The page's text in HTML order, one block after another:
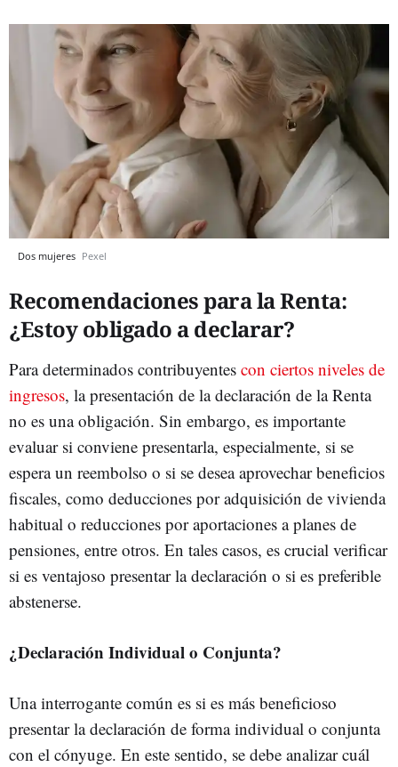
Dos mujeres Pexel
Recomendaciones para la Renta:
¿Estoy obligado a declarar?
Para determinados contribuyentes con ciertos niveles de
ingresos, la presentación de la declaración de la Renta
no es una obligación. Sin embargo, es importante
evaluar si conviene presentarla, especialmente, si se
espera un reembolso o si se desea aprovechar beneficios
fiscales, como deducciones por adquisición de vivienda
habitual o reducciones por aportaciones a planes de
pensiones, entre otros. En tales casos, es crucial verificar
si es ventajoso presentar la declaración o si es preferible
abstenerse.
¿Declaración Individual o Conjunta?
Una interrogante común es si es más beneficioso
presentar la declaración de forma individual o conjunta
con el cónyuge. En este sentido, se debe analizar cuál